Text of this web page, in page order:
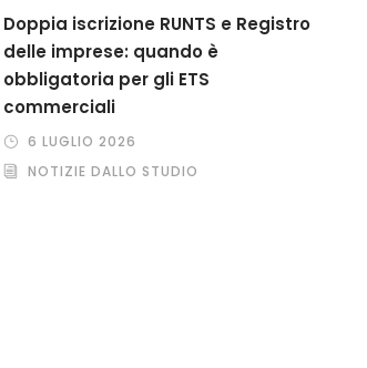
Doppia iscrizione RUNTS e Registro
delle imprese: quando è
obbligatoria per gli ETS
commerciali
6 LUGLIO 2026
NOTIZIE DALLO STUDIO